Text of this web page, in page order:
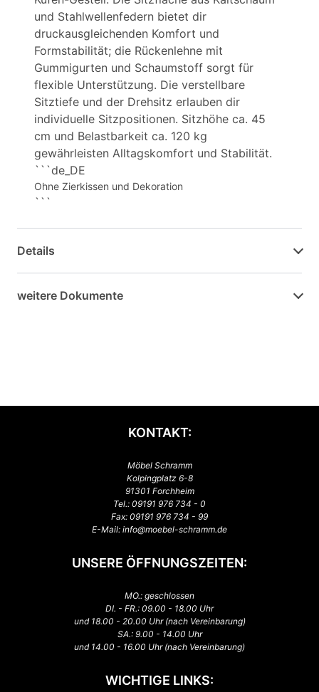
und Stahlwellenfedern bietet dir
druckausgleichenden Komfort und
Formstabilität; die Rückenlehne mit
Gummigurten und Schaumstoff sorgt für
flexible Unterstützung. Die verstellbare
Sitztiefe und der Drehsitz erlauben dir
individuelle Sitzpositionen. Sitzhöhe ca. 45
cm und Belastbarkeit ca. 120 kg
gewährleisten Alltagskomfort und Stabilität.
```de_DE
Ohne Zierkissen und Dekoration
```
Details
weitere Dokumente
KONTAKT:
Möbel Schramm
Kolpingplatz 6-8
91301 Forchheim
Tel.: 09191 976 734 - 0
Fax: 09191 976 734 - 99
E-Mail: info@moebel-schramm.de
UNSERE ÖFFNUNGSZEITEN:
MO.: geschlossen
DI. - FR.: 09.00 - 18.00 Uhr
und 18.00 - 20.00 Uhr (nach Vereinbarung)
SA.: 9.00 - 14.00 Uhr
und 14.00 - 16.00 Uhr (nach Vereinbarung)
WICHTIGE LINKS: